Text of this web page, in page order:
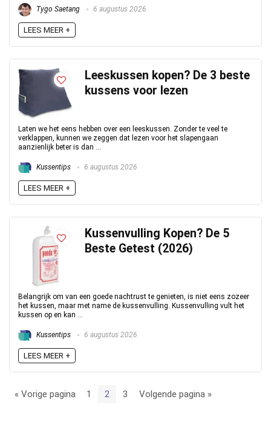
Tygo Saetang 6 augustus 2026
LEES MEER +
Leeskussen kopen? De 3 beste
kussens voor lezen
Laten we het eens hebben over een leeskussen. Zonder te veel te
verklappen, kunnen we zeggen dat lezen voor het slapengaan
aanzienlijk beter is dan ...
Kussentips 6 augustus 2026
LEES MEER +
Kussenvulling Kopen? De 5
Beste Getest (2026)
Belangrijk om van een goede nachtrust te genieten, is niet eens zozeer
het kussen, maar met name de kussenvulling. Kussenvulling vult het
kussen op en kan ...
Kussentips 6 augustus 2026
LEES MEER +
« Vorige pagina 1 2 3 Volgende pagina »